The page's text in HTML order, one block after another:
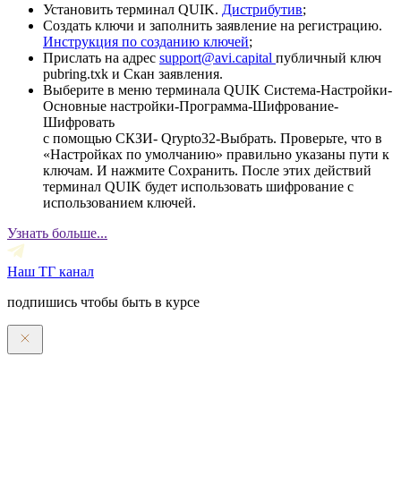
Установить терминал QUIK. Дистрибутив;
Создать ключи и заполнить заявление на регистрацию.
Инструкция по созданию ключей;
Прислать на адрес support@avi.capital публичный ключ
pubring.txk и Скан заявления.
Выберите в меню терминала QUIK Система-Настройки-
Основные настройки-Программа-Шифрование-
Шифровать
с помощью СКЗИ- Qrypto32-Выбрать. Проверьте, что в
«Настройках по умолчанию» правильно указаны пути к
ключам. И нажмите Сохранить. После этих действий
терминал QUIK будет использовать шифрование с
использованием ключей.
Узнать больше...
Наш ТГ канал
подпишись чтобы быть в курсе